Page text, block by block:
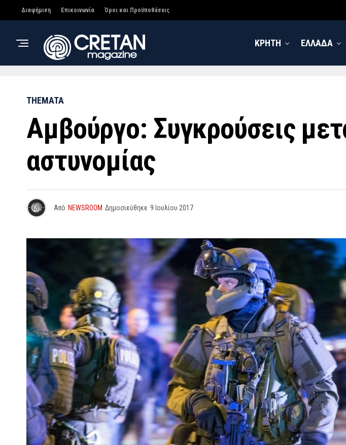
Διαφήμιση Επικοινωνία Όροι και Προϋποθέσεις
ΚΡΗΤΗ ΕΛΛΑΔΑ
THEMATA
Αμβούργο: Συγκρούσεις
αστυνομίας
Από NEWSROOM Δημοσιεύθηκε 9 Ιουλίου 2017